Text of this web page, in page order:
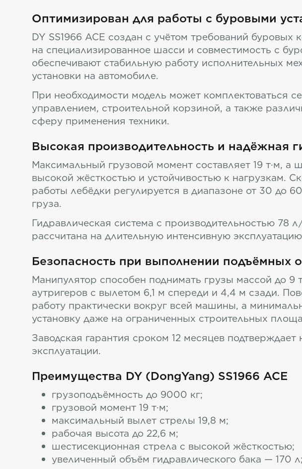
Оптимизирован для работы с буровыми
DY SS1966 ACE создан с учётом требований
на специализированное шасси и совместимость с
обеспечивают стабильную работу исполнительных
установки на автомобиле.
При необходимости модель может комплектоваться
управлением, строительной корзиной, а также
сферу применения техники.
Высокая производительность и надёжная
Максимальный грузовой момент составляет 19 т·м,
высокой жёсткостью и устойчивостью к нагрузкам.
работы лебёдки регулируется в диапазоне от 30 до
груза.
Гидравлическая система с производительностью
рассчитана на длительную интенсивную
Безопасность при выполнении подъёмных
Манипулятор способен поднимать грузы массой до 9
аутригеров с вылетом 6,1 м спереди и 4,4 м сзади.
работу практически вокруг всей машины, а
установку даже на ограниченных строительных
Заводская гарантия сроком 12 месяцев
эксплуатации.
Преимущества DY (DongYang) SS1966 ACE
грузоподъёмность до 9000 кг;
грузовой момент 19 т·м;
максимальный вылет стрелы 19,8 м;
рабочая высота до 22,6 м;
шестисекционная стрела с высокой жёсткостью;
увеличенный объём гидравлического бака — 170 л;